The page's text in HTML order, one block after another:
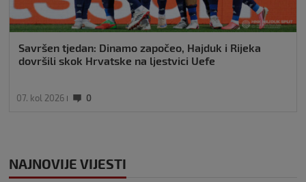
Savršen tjedan: Dinamo započeo, Hajduk i Rijeka
dovršili skok Hrvatske na ljestvici Uefe
07. kol 2026 0
NAJNOVIJE VIJESTI